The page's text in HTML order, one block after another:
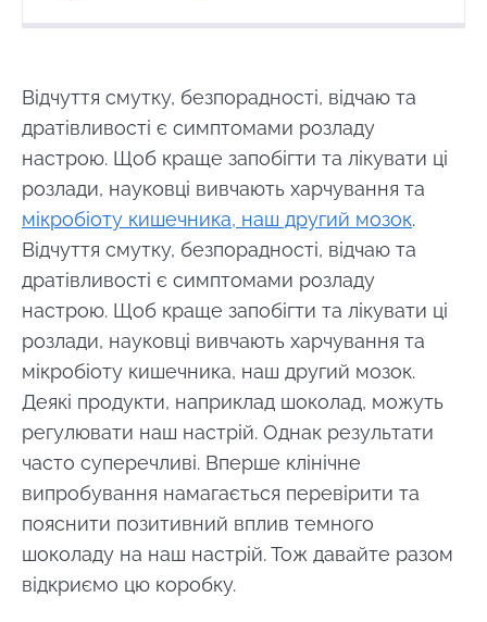
Відчуття смутку, безпорадності, відчаю та
дратівливості є симптомами розладу
настрою. Щоб краще запобігти та лікувати ці
розлади, науковці вивчають харчування та
мікробіоту кишечника, наш другий мозок.
Відчуття смутку, безпорадності, відчаю та
дратівливості є симптомами розладу
настрою. Щоб краще запобігти та лікувати ці
розлади, науковці вивчають харчування та
мікробіоту кишечника, наш другий мозок.
Деякі продукти, наприклад шоколад, можуть
регулювати наш настрій. Однак результати
часто суперечливі. Вперше клінічне
випробування намагається перевірити та
пояснити позитивний вплив темного
шоколаду на наш настрій. Тож давайте разом
відкриємо цю коробку.